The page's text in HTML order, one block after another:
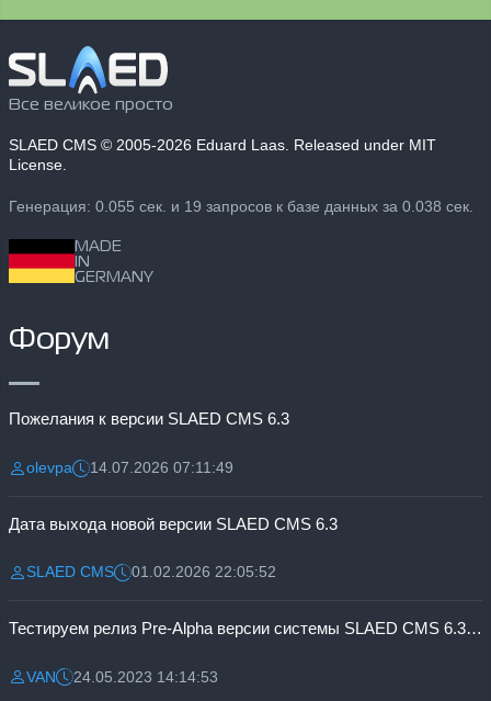
Все великое просто
SLAED CMS © 2005-2026 Eduard Laas. Released under MIT
License.
Генерация: 0.055 сек. и 19 запросов к базе данных за 0.038 сек.
MADE
IN
GERMANY
Форум
Пожелания к версии SLAED CMS 6.3
Разместил:
olevpaДата:14.07.2026 07:11:49
Дата выхода новой версии SLAED CMS 6.3
Разместил:
SLAED CMSДата:01.02.2026 22:05:52
Тестируем релиз Pre-Alpha версии системы SLAED CMS 6.3 Pro
Разместил:
VANДата:24.05.2023 14:14:53